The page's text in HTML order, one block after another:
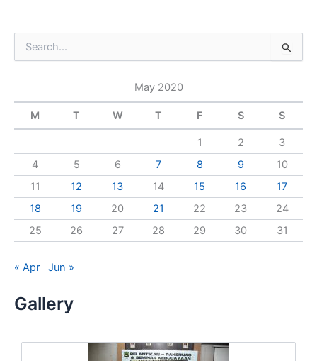
e
c
f
:
May 2020
M T W T F S S
1 2
3
4
5 6 7 8 9
10
11
12 13 14 15 16
17
18
19 20 21 22 23
24
25
26 27 28 29 30 31
« Apr Jun »
Gallery